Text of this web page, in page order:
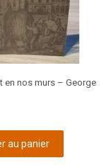
en nos murs – George
au panier